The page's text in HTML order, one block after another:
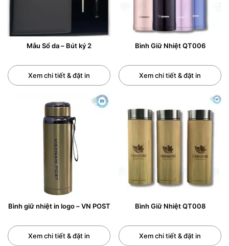
Mẫu Sổ da – Bút ký 2
Xem chi tiết & đặt in
Bình Giữ Nhiệt QT006
Xem chi tiết & đặt in
Bình giữ nhiệt in logo – VN POST
Xem chi tiết & đặt in
Bình Giữ Nhiệt QT008
Xem chi tiết & đặt in